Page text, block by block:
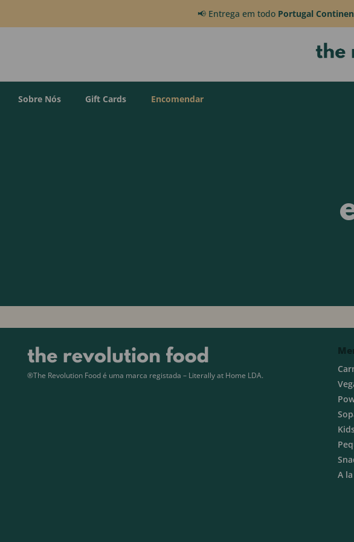
📢 Entrega em todo Portugal
Sobre Nós Gift Cards Encomendar
®The Revolution Food é uma marca registada – Literally at Home LDA.
A